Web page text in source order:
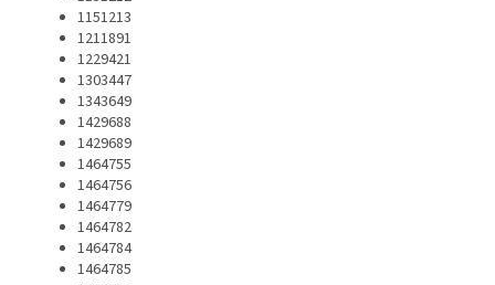
1151213
1211891
1229421
1303447
1343649
1429688
1429689
1464755
1464756
1464779
1464782
1464784
1464785